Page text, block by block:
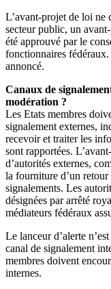
L’avant-projet de loi ne
secteur public, un
été approuvé par le
fonctionnaires
annoncé.
Canaux de
modération ?
Les Etats membres
signalement externes,
recevoir et traiter les
sont rapportées.
d’autorités externes,
la fourniture d’un
signalements. Les
désignées par arrêté
médiateurs fédéraux
Le lanceur d’alerte
canal de signalement
membres doivent
internes.